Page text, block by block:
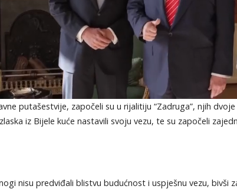
putašestvije, započeli su u rijalitiju “Zadruga”, njih
iz Bijele kuće nastavili svoju vezu, te su započeli
nisu predviđali blistvu budućnost i uspješnu vezu, bivši